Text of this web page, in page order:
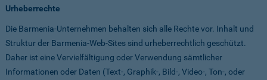
Urheberrechte
Die Barmenia-Unternehmen behalten sich alle Rechte vor. Inhalt und
Struktur der Barmenia-Web-Sites sind urheberrechtlich geschützt.
Daher ist eine Vervielfältigung oder Verwendung sämtlicher
Informationen oder Daten (Text-, Graphik-, Bild-, Video-, Ton-, oder